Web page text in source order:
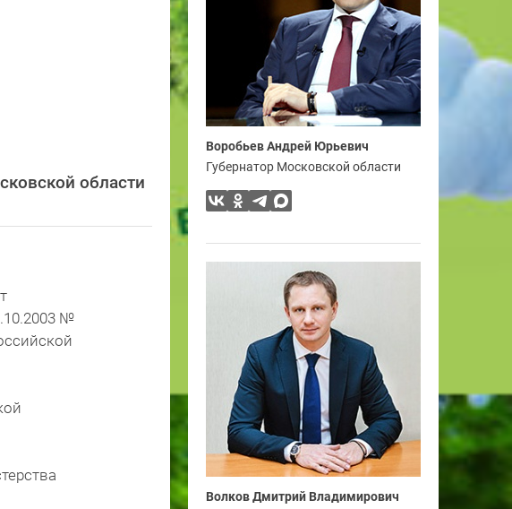
области
№
Воробьев Андрей Юрьевич
Губернатор Московской области
Волков Дмитрий Владимирович